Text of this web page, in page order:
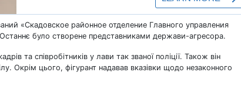
«Скадовское районное отделение Главного управления
було створене представниками держави-агресора.
та співробітників у лави так званої поліції. Також він
Окрім цього, фігурант надавав вказівки щодо незаконного